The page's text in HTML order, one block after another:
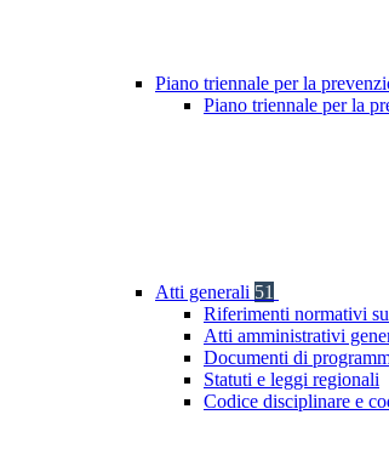
Piano triennale per la
Piano triennale per la
Atti generali 51
Riferimenti normativi
Atti amministrativi
Documenti di
Statuti e leggi regionali
Codice disciplinare e